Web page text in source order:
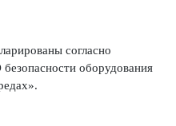
согласно
оборудования